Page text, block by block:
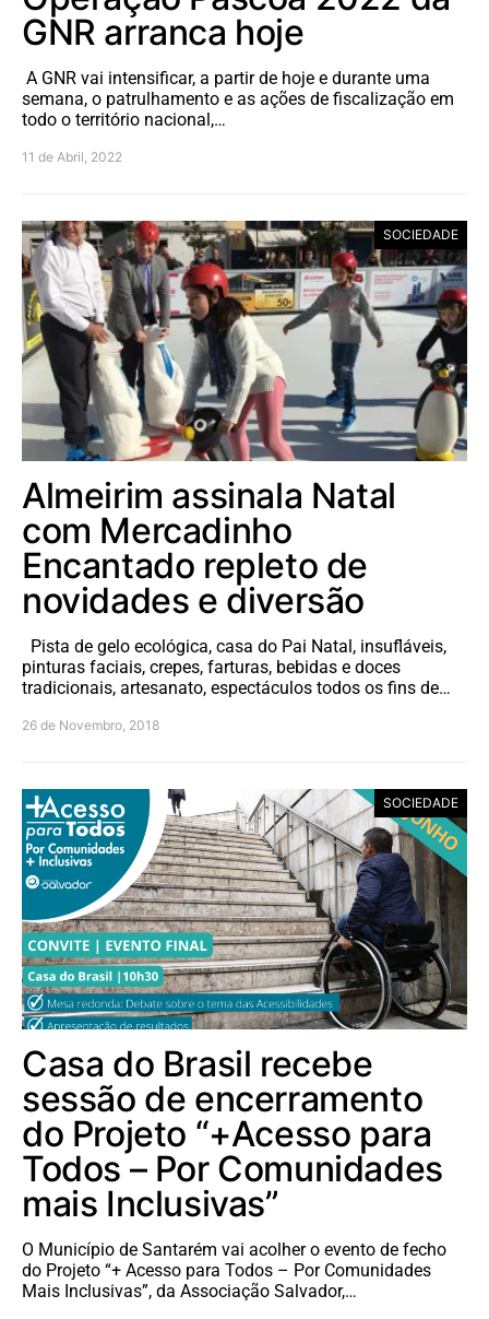
GNR arranca hoje
A GNR vai intensificar, a partir de hoje e durante uma
semana, o patrulhamento e as ações de fiscalização em
todo o território nacional,…
11 de Abril, 2022
SOCIEDADE
Almeirim assinala Natal
com Mercadinho
Encantado repleto de
novidades e diversão
Pista de gelo ecológica, casa do Pai Natal, insufláveis,
pinturas faciais, crepes, farturas, bebidas e doces
tradicionais, artesanato, espectáculos todos os fins de…
26 de Novembro, 2018
SOCIEDADE
Casa do Brasil recebe
sessão de encerramento
do Projeto “+Acesso para
Todos – Por Comunidades
mais Inclusivas”
O Município de Santarém vai acolher o evento de fecho
do Projeto “+ Acesso para Todos – Por Comunidades
Mais Inclusivas”, da Associação Salvador,…